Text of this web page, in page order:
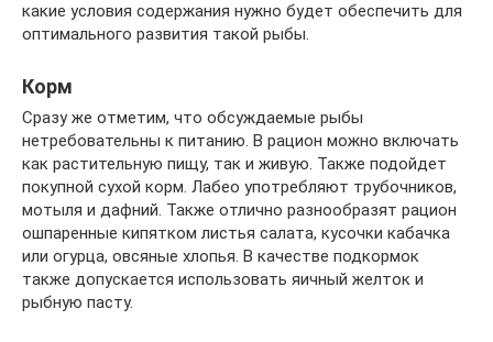
какие условия содержания нужно будет обеспечить для
оптимального развития такой рыбы.
Корм
Сразу же отметим, что обсуждаемые рыбы
нетребовательны к питанию. В рацион можно включать
как растительную пищу, так и живую. Также подойдет
покупной сухой корм. Лабео употребляют трубочников,
мотыля и дафний. Также отлично разнообразят рацион
ошпаренные кипятком листья салата, кусочки кабачка
или огурца, овсяные хлопья. В качестве подкормок
также допускается использовать яичный желток и
рыбную пасту.